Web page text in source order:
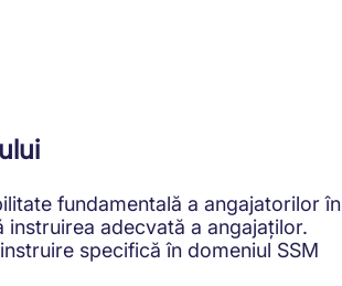
fundamentală a angajatorilor în
adecvată a angajaților.
specifică în domeniul SSM